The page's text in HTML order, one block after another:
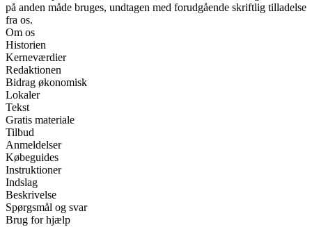
på anden måde bruges, undtagen med forudgående skriftlig tilladelse
fra os.
Om os
Historien
Kerneværdier
Redaktionen
Bidrag økonomisk
Lokaler
Tekst
Gratis materiale
Tilbud
Anmeldelser
Købeguides
Instruktioner
Indslag
Beskrivelse
Spørgsmål og svar
Brug for hjælp